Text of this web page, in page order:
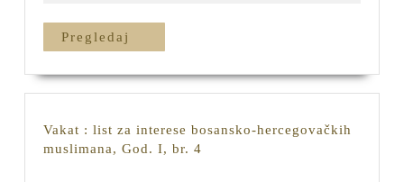
Pregledaj
Vakat : list za interese bosansko-hercegovačkih
muslimana, God. I, br. 4